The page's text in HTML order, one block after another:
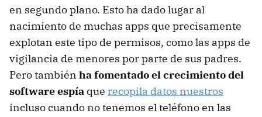
en segundo plano. Esto ha dado lugar al
nacimiento de muchas apps que precisamente
explotan este tipo de permisos, como las apps de
vigilancia de menores por parte de sus padres.
Pero también ha fomentado el crecimiento del
software espía que recopila datos nuestros
incluso cuando no tenemos el teléfono en las